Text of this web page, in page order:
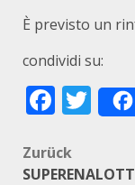
È previsto un
condividi su:
Zurück